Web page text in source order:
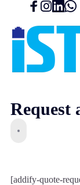
Request
[addify-quote-